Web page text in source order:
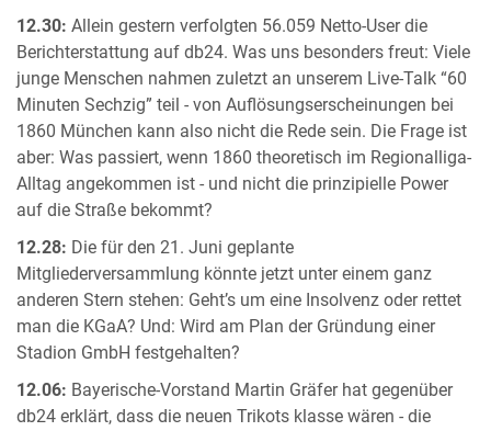
12.30: Allein gestern verfolgten 56.059 Netto-User die
Berichterstattung auf db24. Was uns besonders freut: Viele
junge Menschen nahmen zuletzt an unserem Live-Talk “60
Minuten Sechzig” teil - von Auflösungserscheinungen bei
1860 München kann also nicht die Rede sein. Die Frage ist
aber: Was passiert, wenn 1860 theoretisch im Regionalliga-
Alltag angekommen ist - und nicht die prinzipielle Power
auf die Straße bekommt?
12.28: Die für den 21. Juni geplante
Mitgliederversammlung könnte jetzt unter einem ganz
anderen Stern stehen: Geht’s um eine Insolvenz oder rettet
man die KGaA? Und: Wird am Plan der Gründung einer
Stadion GmbH festgehalten?
12.06: Bayerische-Vorstand Martin Gräfer hat gegenüber
db24 erklärt, dass die neuen Trikots klasse wären - die